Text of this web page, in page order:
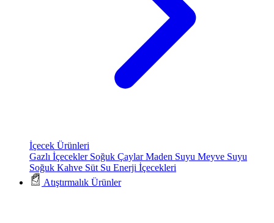
İçecek Ürünleri
Gazlı İçecekler Soğuk ÇaylarMaden Suyu Meyve Suyu
Soğuk Kahve Süt Su Enerji İçecekleri
Atıştırmalık Ürünler